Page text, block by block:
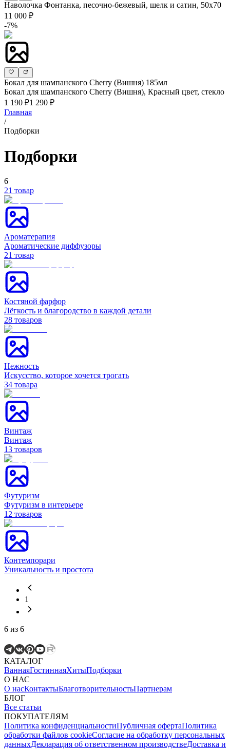
Наволочка Фонтанка, песочно-бежевый, шелк и сатин, 50х70
11 000 ₽
-7%
Бокал для шампанского Cherry (Вишня) 185мл
Бокал для шампанского Cherry (Вишня), Красный цвет, стекло
1 190 ₽1 290 ₽
Главная
/
Подборки
Подборки
6
21 товар
Ароматерапия
Ароматические диффузоры
21 товар
Костяной фарфор
Лёгкость и благородство в каждой детали
28 товаров
Нежность
Искусство, которое хочется трогать
34 товара
Винтаж
Винтаж
13 товаров
Футуризм
Футуризм в интерьере
12 товаров
Контемпорари
Уникальность и простота
1
6 из 6
КАТАЛОГ
ВаннаяГостиннаяХитыПодборки
О НАС
О насКонтактыБлаготворительностьПартнерам
БЛОГ
Все статьи
ПОКУПАТЕЛЯМ
Политика конфиденциальностиПубличная офертаПолитика
обработки файлов cookieСогласие на обработку персональных
данныхДекларация об ответственном производствеДоставка и